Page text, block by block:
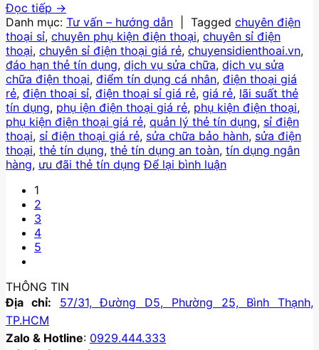
Đọc tiếp →
Danh mục: Tư vấn – hướng dẫn Tagged chuyên điện
thoại sỉ, chuyên phụ kiện điện thoại, chuyên sỉ điện
thoại, chuyên sỉ điện thoại giá rẻ, chuyensidienthoai.vn,
đáo hạn thẻ tín dụng, dịch vụ sửa chữa, dịch vụ sửa
chữa điện thoại, điểm tín dụng cá nhân, điện thoại giá
rẻ, điện thoại sỉ, điện thoại sỉ giá rẻ, giá rẻ, lãi suất thẻ
tín dụng, phụ iện điện thoại giá rẻ, phụ kiện điện thoại,
phụ kiện điện thoại giá rẻ, quản lý thẻ tín dụng, sỉ điện
thoại, sỉ điện thoại giá rẻ, sửa chữa bảo hành, sửa điện
thoại, thẻ tín dụng, thẻ tín dụng an toàn, tín dụng ngân
hàng, ưu đãi thẻ tín dụng Để lại bình luận
1
2
3
4
5
THÔNG TIN
Địa chỉ:
57/31, Đường D5, Phường 25, Bình Thạnh,
TP.HCM
Zalo & Hotline: 0929.444.333